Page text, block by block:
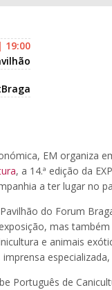
19:00
EM organiza
, a 14.ª edição da
a ter lugar no
do Forum
mas
e animais
Português de